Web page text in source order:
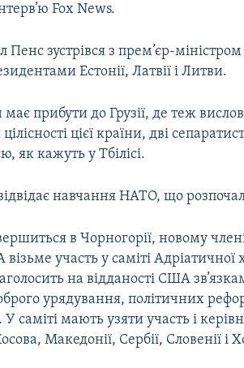
Fox News.
зустрівся з прем’єр-
Естонії, Латвії і Литви.
має прибути до Грузії, де теж
цієї країни, дві
як кажуть у Тбілісі.
навчання НАТО, що
в Чорногорії, новому
участь у саміті Адріатичної
на відданості США
урядування, політичних
У саміті мають узяти участь і
Македонії, Сербії, Словенії і